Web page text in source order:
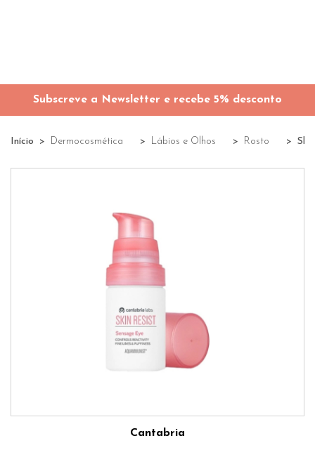
Subscreve a Newsletter e recebe 5% desconto
Início Dermocosmética Lábios e Olhos Rosto
Cantabria